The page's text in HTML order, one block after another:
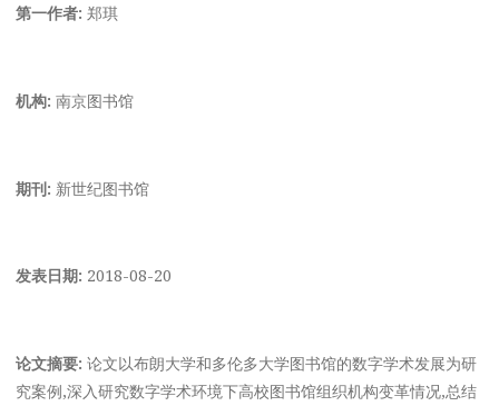
第一作者: 郑琪
机构: 南京图书馆
期刊: 新世纪图书馆
发表日期: 2018-08-20
论文摘要: 论文以布朗大学和多伦多大学图书馆的数字学术发展为研
究案例,深入研究数字学术环境下高校图书馆组织机构变革情况,总结